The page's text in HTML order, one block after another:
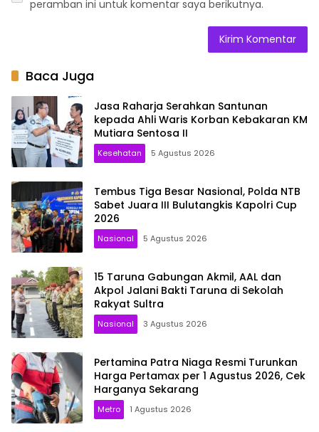
peramban ini untuk komentar saya berikutnya.
Baca Juga
Jasa Raharja Serahkan Santunan
kepada Ahli Waris Korban Kebakaran KM
Mutiara Sentosa II
Kesehatan 5 Agustus 2026
Tembus Tiga Besar Nasional, Polda NTB
Sabet Juara III Bulutangkis Kapolri Cup
2026
Nasional 5 Agustus 2026
15 Taruna Gabungan Akmil, AAL dan
Akpol Jalani Bakti Taruna di Sekolah
Rakyat Sultra
Nasional 3 Agustus 2026
Pertamina Patra Niaga Resmi Turunkan
Harga Pertamax per 1 Agustus 2026, Cek
Harganya Sekarang
Metro 1 Agustus 2026